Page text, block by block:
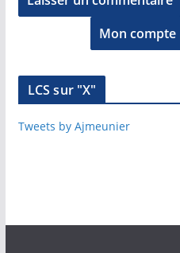
Mon compte
LCS sur "X"
Tweets by Ajmeunier